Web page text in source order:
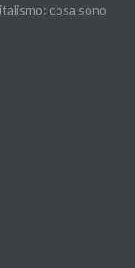
cosa sono